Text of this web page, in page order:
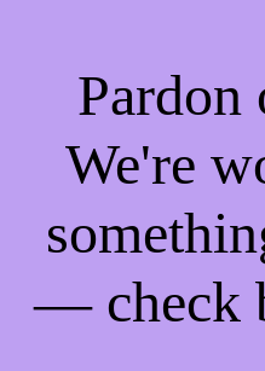
Pardon
We're
— check